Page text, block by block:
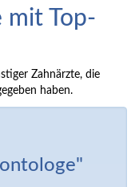
mit Top-
Zahnärzte, die
haben.